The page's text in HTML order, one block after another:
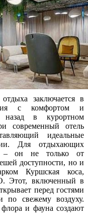
заключается в
с комфортом и
в курортном
современный отель
идеальные
Для отдыхающих
– он не только от
доступности, но и
Куршская коса,
Этот, включенный в
перед гостями
по свежему воздуху.
и фауна создают